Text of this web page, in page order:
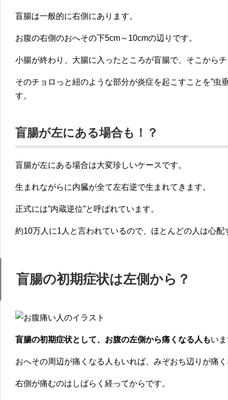
盲腸は一般的に右側にあります。
お腹の右側のおへその下5cm～10cmの辺りです。
小腸が終わり、大腸に入ったところが盲腸で、そこから
そのチョロっと紐のような部分が炎症を起こすことを”虫
す。
盲腸が左にある場合も！？
盲腸が左にある場合は大変珍しいケースです。
生まれながらに内臓が全て左右逆で生まれてきます。
正式には”内蔵逆位”と呼ばれています。
約10万人に1人と言われているので、ほとんどの人は心配
盲腸の初期症状は左側から？
盲腸の初期症状として、お腹の左側から痛くなる人もい
おへその周辺が痛くなる人もいれば、みぞおち辺りが痛
右側が痛むのはしばらく経ってからです。